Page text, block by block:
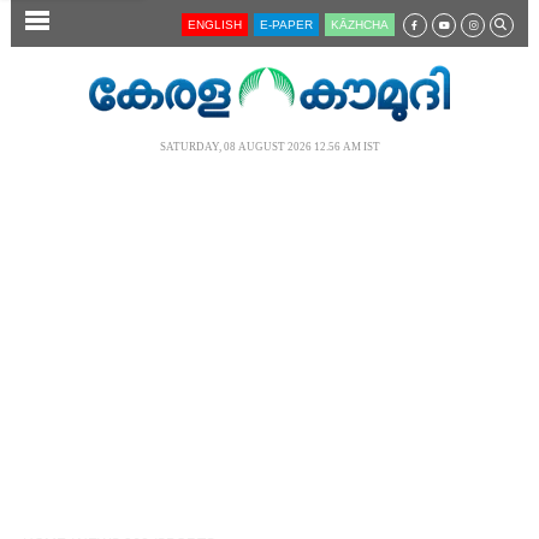
SECTIONS ENGLISH E-PAPER KĀZHCHA
SATURDAY, 08 AUGUST 2026 12.56 AM IST